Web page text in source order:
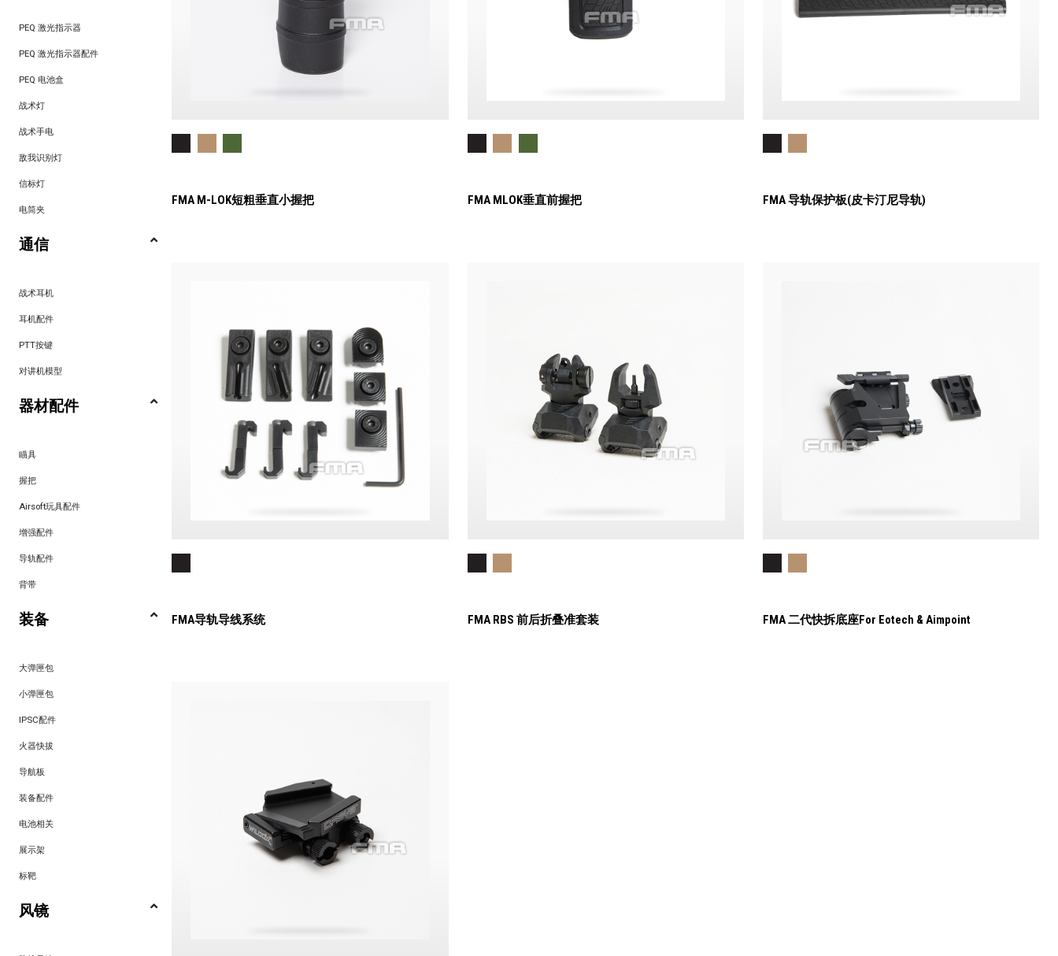
PEQ 激光指示器
PEQ 激光指示器配件
PEQ 电池盒
战术灯
战术手电
敌我识别灯
信标灯
电筒夹
通信
战术耳机
耳机配件
PTT按键
对讲机模型
器材配件
瞄具
握把
Airsoft玩具配件
增强配件
导轨配件
背带
装备
大弹匣包
小弹匣包
IPSC配件
火器快拔
导航板
装备配件
电池相关
展示架
标靶
风镜
FMA M-LOK短粗垂直小握把 FMA MLOK垂直前握把 FMA 导轨保护板(皮卡汀尼导轨)
FMA导轨导线系统 FMA RBS 前后折叠准套装 FMA 二代快拆底座For Eotech & Aimpoint